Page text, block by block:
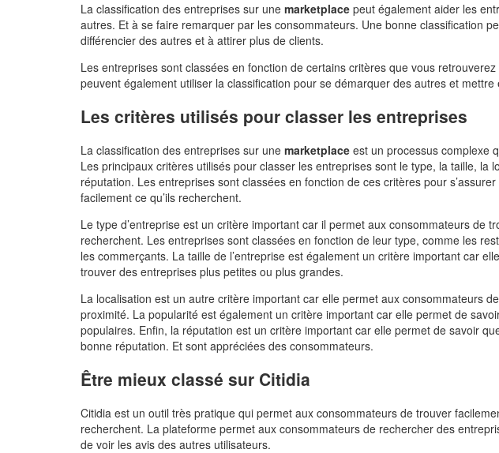
La classification des entreprises sur une marketplace peut également aider les
autres. Et à se faire remarquer par les consommateurs. Une bonne classification
différencier des autres et à attirer plus de clients.
Les entreprises sont classées en fonction de certains critères que vous
peuvent également utiliser la classification pour se démarquer des autres et
Les critères utilisés pour classer les entreprises
La classification des entreprises sur une marketplace est un processus complexe
Les principaux critères utilisés pour classer les entreprises sont le type, la taille, la
réputation. Les entreprises sont classées en fonction de ces critères pour
facilement ce qu’ils recherchent.
Le type d’entreprise est un critère important car il permet aux consommateurs de
recherchent. Les entreprises sont classées en fonction de leur type, comme les
les commerçants. La taille de l’entreprise est également un critère important car
trouver des entreprises plus petites ou plus grandes.
La localisation est un autre critère important car elle permet aux consommateurs
proximité. La popularité est également un critère important car elle permet de
populaires. Enfin, la réputation est un critère important car elle permet de savoir
bonne réputation. Et sont appréciées des consommateurs.
Être mieux classé sur Citidia
Citidia est un outil très pratique qui permet aux consommateurs de trouver
recherchent. La plateforme permet aux consommateurs de rechercher des
de voir les avis des autres utilisateurs.